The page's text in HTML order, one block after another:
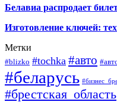
Белавиа распродает
Изготовление ключей:
Метки
#blizko #tochka #авто
#беларусь
#брестская_область